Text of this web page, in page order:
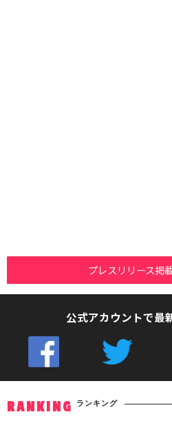
プレスリリース掲
公式アカウントで最
RANKING ランキング